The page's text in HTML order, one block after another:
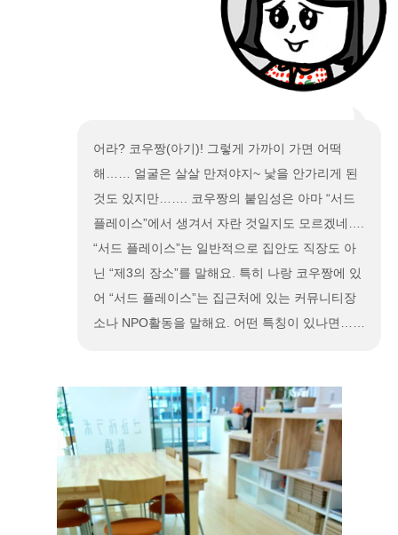
어라? 코우짱(아기)! 그렇게 가까이 가면 어떡
해…… 얼굴은 살살 만져야지~ 낯을 안가리게 된
것도 있지만……. 코우짱의 붙임성은 아마 “서드
플레이스”에서 생겨서 자란 것일지도 모르겠네….
“서드 플레이스”는 일반적으로 집안도 직장도 아
닌 “제3의 장소”를 말해요. 특히 나랑 코우짱에 있
어 “서드 플레이스”는 집근처에 있는 커뮤니티장
소나 NPO활동을 말해요. 어떤 특칭이 있나면……